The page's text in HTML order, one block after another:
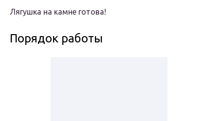
Лягушка на камне готова!
Порядок работы